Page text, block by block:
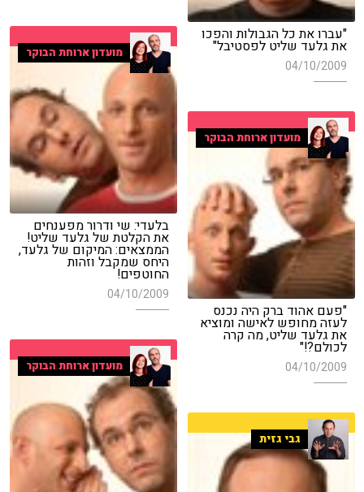
"עברו את כל הגבולות והפכו
את גלעד שליט לפסטיבל"
04/10/2009
מועדון ארוחת הבוקר
בלעדי: שי ודרור מפענחים
את הקלטת של גלעד שליט!
הממצאים: המיקום של גלעד,
היחס שמקבל וזהות
החוטפים!
04/10/2009
מועדון ארוחת הבוקר
"פעם אהוד ברק היה נכנס
לעזה מחופש לאישה ומוציא
את גלעד שליט, מה קרה
לכולם?!"
04/10/2009 מועדון ארוחת הבוקר
גבי גזית